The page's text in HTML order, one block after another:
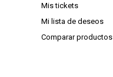
Mis tickets
Mi lista de deseos
Comparar productos